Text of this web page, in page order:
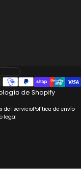
de Shopify
del servicioPolítica de envío
legal